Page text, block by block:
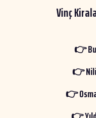
Vinç
👉
👉
👉